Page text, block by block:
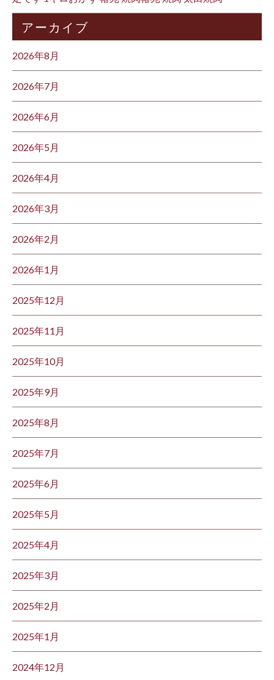
アーカイブ
2026年8月
2026年7月
2026年6月
2026年5月
2026年4月
2026年3月
2026年2月
2026年1月
2025年12月
2025年11月
2025年10月
2025年9月
2025年8月
2025年7月
2025年6月
2025年5月
2025年4月
2025年3月
2025年2月
2025年1月
2024年12月